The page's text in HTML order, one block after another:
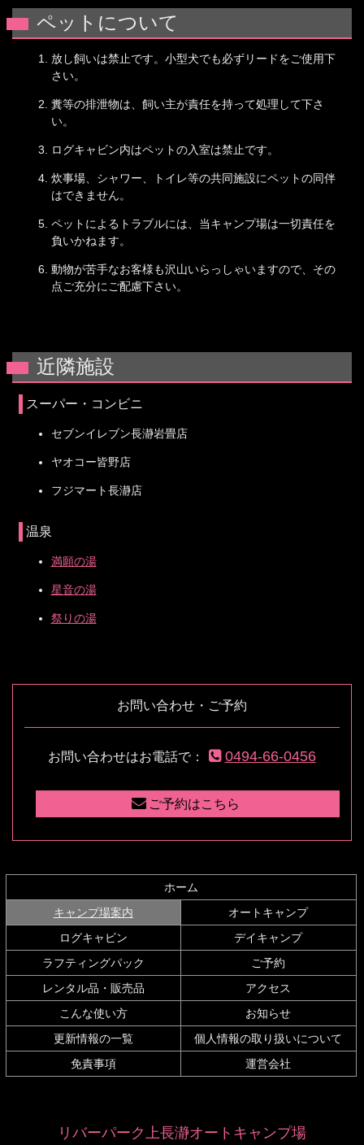
ペットについて
放し飼いは禁止です。小型犬でも必ずリードをご使用下
さい。
糞等の排泄物は、飼い主が責任を持って処理して下さ
い。
ログキャビン内はペットの入室は禁止です。
炊事場、シャワー、トイレ等の共同施設にペットの同伴
はできません。
ペットによるトラブルには、当キャンプ場は一切責任を
負いかねます。
動物が苦手なお客様も沢山いらっしゃいますので、その
点ご充分にご配慮下さい。
近隣施設
スーパー・コンビニ
セブンイレブン長瀞岩畳店
ヤオコー皆野店
フジマート長瀞店
温泉
満願の湯
星音の湯
祭りの湯
戻
お問い合わせ・ご予約
お問い合わせはお電話で： 0494-66-0456
ご予約はこちら
ホーム
キャンプ場案内現在のページ
オートキャンプ
ログキャビン
デイキャンプ
ラフティングパック
ご予約
レンタル品・販売品
アクセス
こんな使い方
お知らせ
更新情報の一覧
個人情報の取り扱いについて
免責事項
運営会社
リバーパーク上長瀞オートキャンプ場